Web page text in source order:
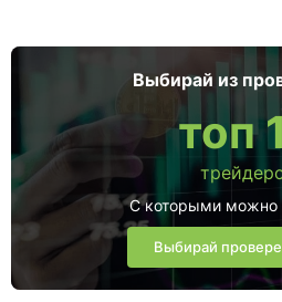
Выбирай из
топ
С которыми можно
Выбирай